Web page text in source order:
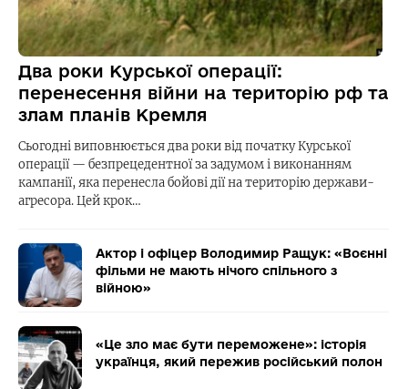
Два роки Курської операції:
перенесення війни на територію рф та
злам планів Кремля
Сьогодні виповнюється два роки від початку Курської
операції — безпрецедентної за задумом і виконанням
кампанії, яка перенесла бойові дії на територію держави-
агресора. Цей крок…
Актор і офіцер Володимир Ращук: «Воєнні
фільми не мають нічого спільного з
війною»
«Це зло має бути переможене»: історія
українця, який пережив російський полон